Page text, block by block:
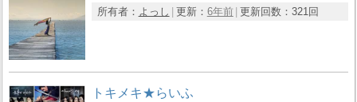
所有者： よっし 更新： 6年前 更新回数： 321回
トキメキ★らいふ